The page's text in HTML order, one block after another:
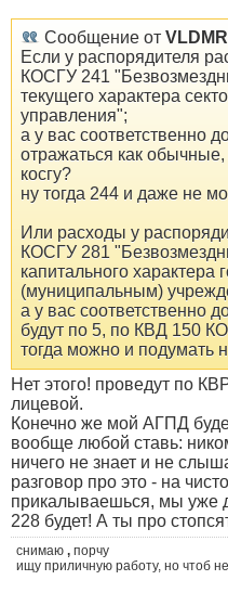
Сообщение от VLDMR
Если у распорядителя
КОСГУ 241
текущего характера
управления";
а у вас соответственно
отражаться как
косгу?
ну тогда 244 и даже не
Или расходы у
КОСГУ 281
капитального характера
(муниципальным)
а у вас соответственно
будут по 5, по КВД 150
тогда можно и подумать
Нет этого! проведут по
лицевой.
Конечно же мой АГПД
вообще любой ставь:
ничего не знает и не
разговор про это - на
прикалываешься, мы уже
228 будет! А ты про
снимаю , порчу
ищу приличную работу, но чтоб